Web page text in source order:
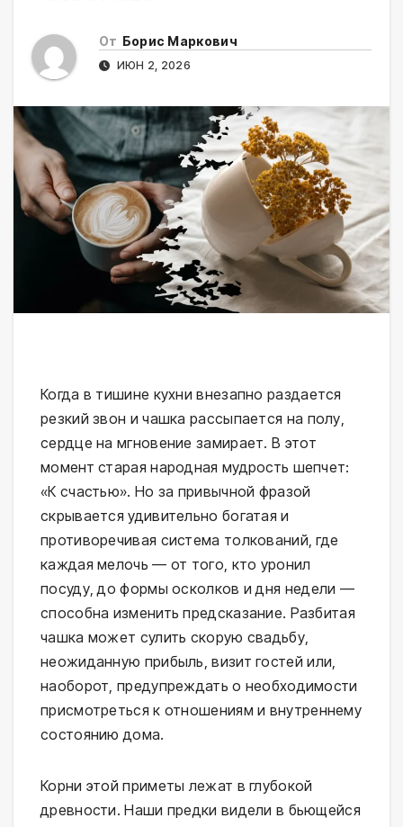
От Борис Маркович
ИЮН 2, 2026
Когда в тишине кухни внезапно раздается
резкий звон и чашка рассыпается на полу,
сердце на мгновение замирает. В этот
момент старая народная мудрость шепчет:
«К счастью». Но за привычной фразой
скрывается удивительно богатая и
противоречивая система толкований, где
каждая мелочь — от того, кто уронил
посуду, до формы осколков и дня недели —
способна изменить предсказание. Разбитая
чашка может сулить скорую свадьбу,
неожиданную прибыль, визит гостей или,
наоборот, предупреждать о необходимости
присмотреться к отношениям и внутреннему
состоянию дома.
Корни этой приметы лежат в глубокой
древности. Наши предки видели в бьющейся